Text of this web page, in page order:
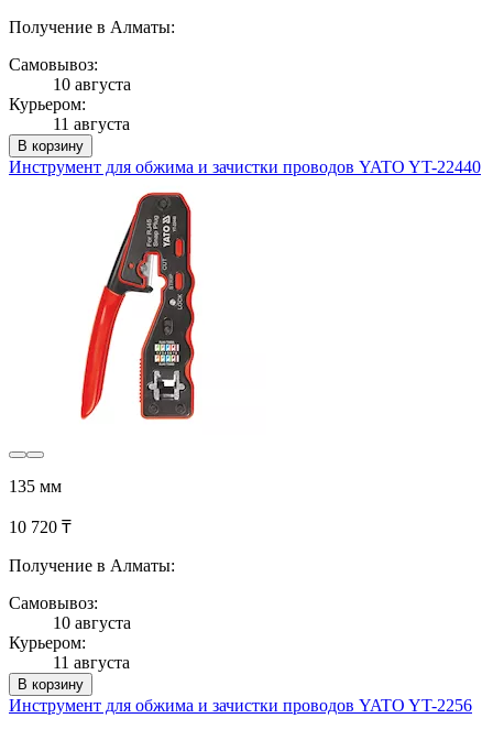
Получение в Алматы:
Самовывоз:
10 августа
Курьером:
11 августа
В корзину
Инструмент для обжима и зачистки проводов YATO YT-22440
135 мм
10 720 ₸
Получение в Алматы:
Самовывоз:
10 августа
Курьером:
11 августа
В корзину
Инструмент для обжима и зачистки проводов YATO YT-2256